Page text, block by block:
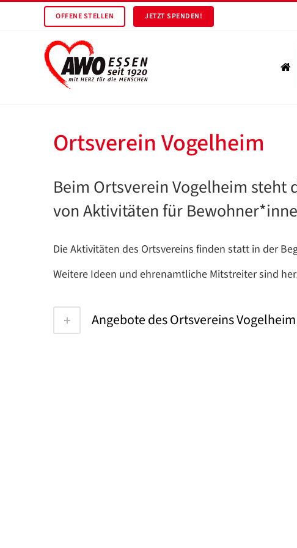
OFFENE STELLEN JETZT SPENDEN!
Ortsverein Vogelheim
Beim Ortsverein Vogelheim
von Aktivitäten für
Die Aktivitäten des Ortsvereins finden statt in der
Weitere Ideen und ehrenamtliche Mitstreiter sind
Angebote des Ortsvereins Vogelheim